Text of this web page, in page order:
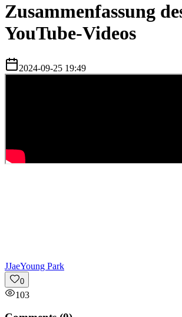
Zusammenfassung
YouTube-Videos
2024-09-25 19:49
JJaeYoung Park
0
103